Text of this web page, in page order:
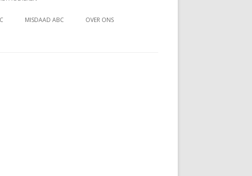
MISDAAD ABC OVER ONS